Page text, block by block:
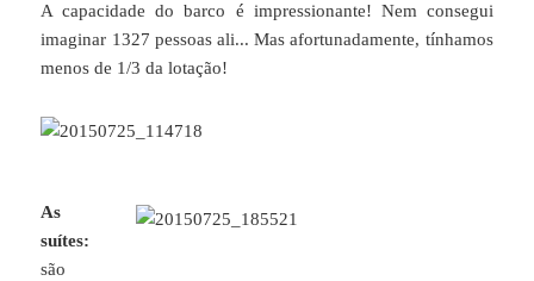
A capacidade do barco é impressionante! Nem consegui
imaginar 1327 pessoas ali... Mas afortunadamente, tínhamos
menos de 1/3 da lotação!
As
suítes:
são